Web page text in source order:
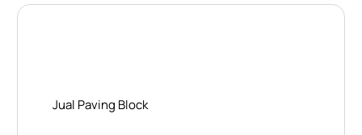
Jual Paving Block